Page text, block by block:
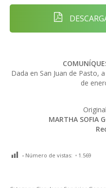
Dada en San Juan de Pasto,
de
MARTHA SOFIA
Número de vistas: 1.569